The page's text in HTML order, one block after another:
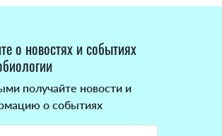
о новостях и событиях
получайте новости и
о событиях